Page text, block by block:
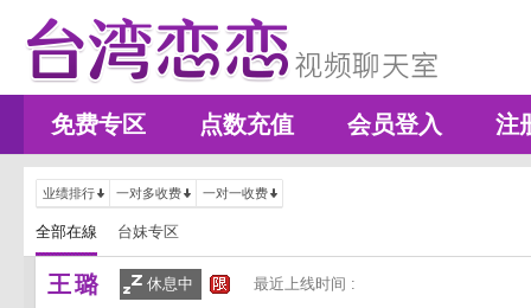
免费专区 点数充值 会员登入 注
业绩排行 一对多收费 一对一收费
全部在線 台妹专区
王璐 休息中 最近上线时间 :